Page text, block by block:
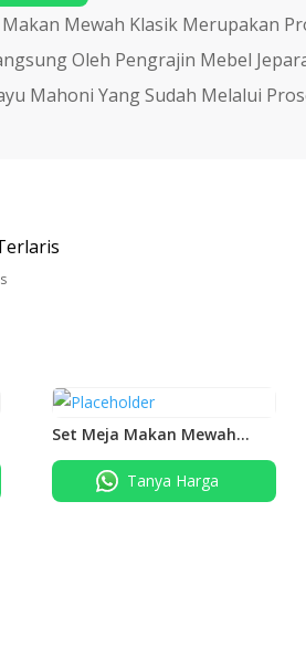
Mewah Klasik Merupakan
Oleh Pengrajin Mebel
Mahoni Yang Sudah Melalui
Set Meja Makan Mewah
Tanya Harga